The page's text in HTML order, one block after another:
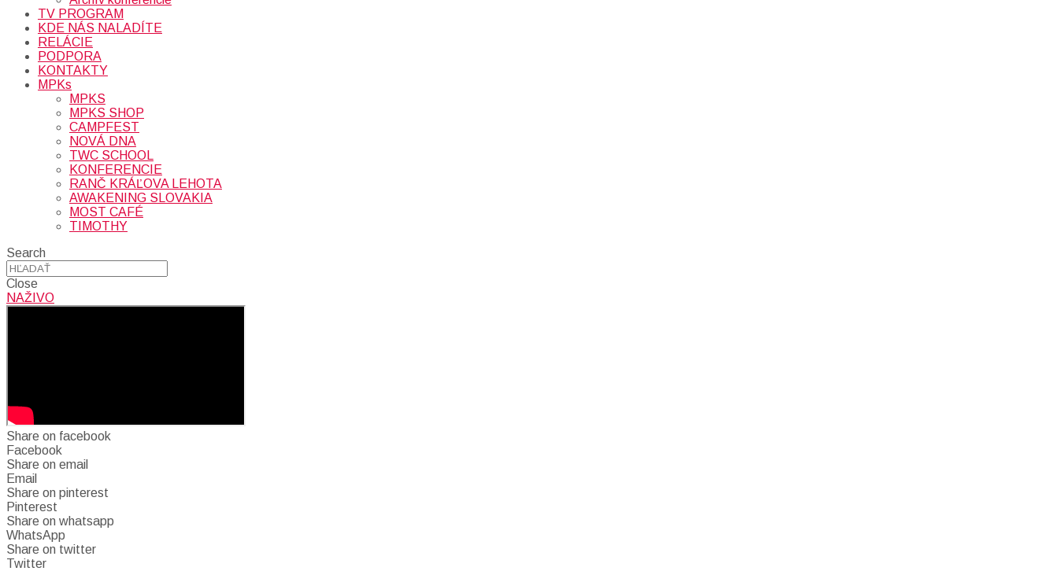
TV PROGRAM
KDE NÁS NALADÍTE
RELÁCIE
PODPORA
KONTAKTY
MPKs
MPKS
MPKS SHOP
CAMPFEST
NOVÁ DNA
TWC SCHOOL
KONFERENCIE
RANČ KRÁĽOVA LEHOTA
AWAKENING SLOVAKIA
MOST CAFÉ
TIMOTHY
Search
Close
NAŽIVO
Share on facebook
Facebook
Share on email
Email
Share on pinterest
Pinterest
Share on whatsapp
WhatsApp
Share on twitter
Twitter